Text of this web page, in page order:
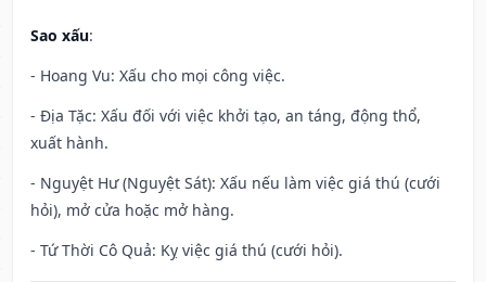
Sao xấu:
- Hoang Vu: Xấu cho mọi công việc.
- Địa Tặc: Xấu đối với việc khởi tạo, an táng, động thổ,
xuất hành.
- Nguyệt Hư (Nguyệt Sát): Xấu nếu làm việc giá thú (cưới
hỏi), mở cửa hoặc mở hàng.
- Tứ Thời Cô Quả: Kỵ việc giá thú (cưới hỏi).